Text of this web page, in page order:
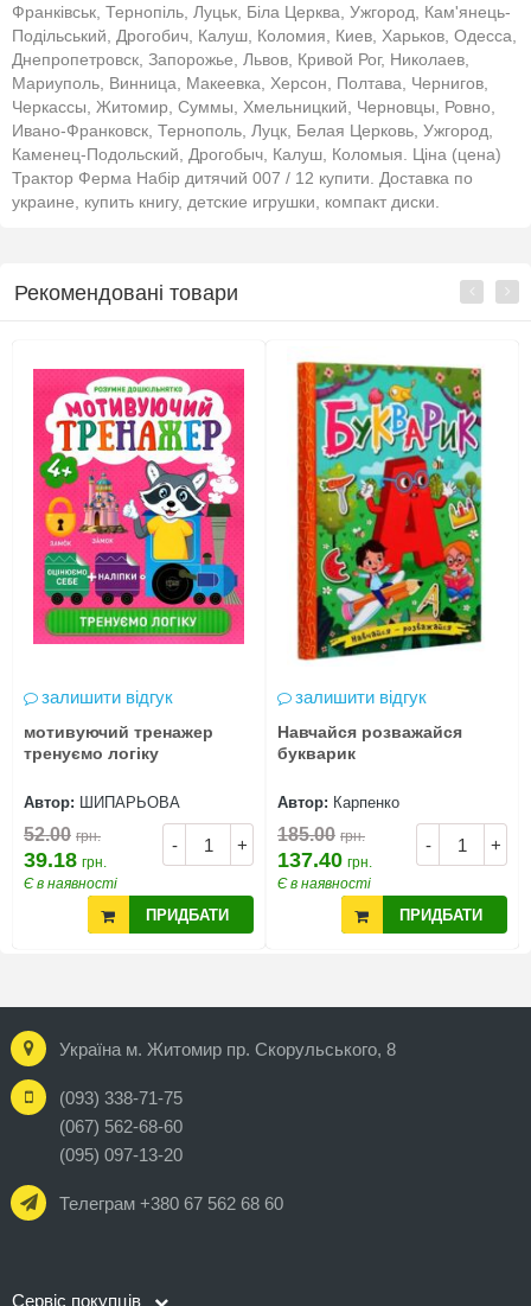
Франківськ, Тернопіль, Луцьк, Біла Церква, Ужгород, Кам'янець-
Подільський, Дрогобич, Калуш, Коломия, Киев, Харьков, Одесса,
Днепропетровск, Запорожье, Львов, Кривой Рог, Николаев,
Мариуполь, Винница, Макеевка, Херсон, Полтава, Чернигов,
Черкассы, Житомир, Суммы, Хмельницкий, Черновцы, Ровно,
Ивано-Франковск, Тернополь, Луцк, Белая Церковь, Ужгород,
Каменец-Подольский, Дрогобыч, Калуш, Коломыя. Ціна (цена)
Трактор Ферма Набір дитячий 007 / 12 купити. Доставка по
украине, купить книгу, детские игрушки, компакт диски.
Рекомендовані товари
залишити відгук
мотивуючий тренажер
тренуємо логіку
Автор: ШИПАРЬОВА
- +
52.00 грн.
39.18 грн.
Є в наявності
ПРИДБАТИ
залишити відгук
Навчайся розважайся
букварик
Автор: Карпенко
- +
185.00 грн.
137.40 грн.
Є в наявності
ПРИДБАТИ
Україна м. Житомир пр. Скорульського, 8
(093) 338-71-75
(067) 562-68-60
(095) 097-13-20
Телеграм +380 67 562 68 60
Сервіс покупців